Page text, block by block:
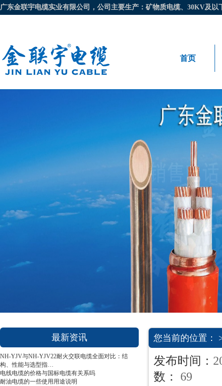
广东金联宇电缆实业有限公司，公司主要生产：矿物质电缆、30KV及
首页
最新资讯
NH-YJV与NH-YJV22耐火交联电缆全面对比：结
构、性能与选型指…
电线电缆的价格与国标电缆有关系吗
耐油电缆的一些使用用途说明
您当前的位置：
发布时间：
数：
69